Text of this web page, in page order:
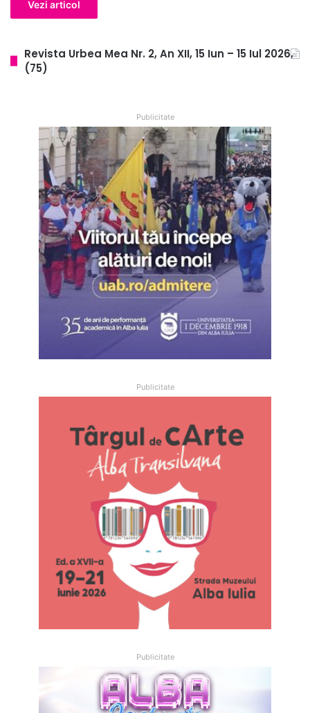
Vezi articol
Revista Urbea Mea Nr. 2, An XII, 15 Iun – 15 Iul 2026,
(75)
Publicitate
Publicitate
Publicitate